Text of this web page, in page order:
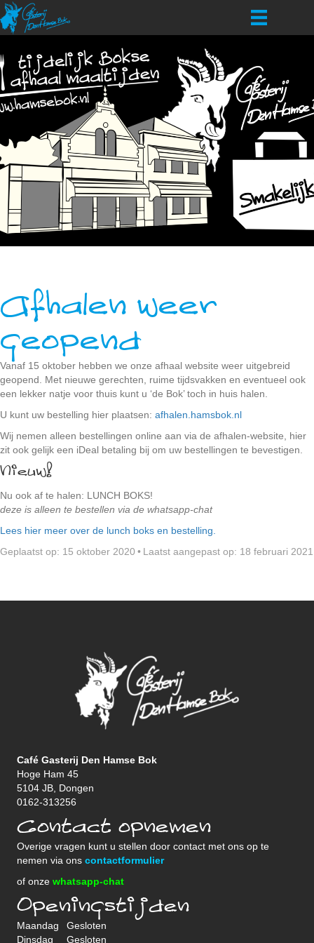
Afhalen weer
geopend
Vanaf 15 oktober hebben we onze afhaal website weer uitgebreid
geopend. Met nieuwe gerechten, ruime tijdsvakken en eventueel ook
een lekker natje voor thuis kunt u ‘de Bok’ toch in huis halen.
U kunt uw bestelling hier plaatsen: afhalen.hamsbok.nl
Wij nemen alleen bestellingen online aan via de afhalen-website, hier
zit ook gelijk een iDeal betaling bij om uw bestellingen te bevestigen.
Nieuw!
Nu ook af te halen: LUNCH BOKS!
deze is alleen te bestellen via de whatsapp-chat
Lees hier meer over de lunch boks en bestelling.
Geplaatst op: 15 oktober 2020 • Laatst aangepast op: 18 februari 2021
Café Gasterij Den Hamse Bok
Hoge Ham 45
5104 JB, Dongen
0162-313256
Contact opnemen
Overige vragen kunt u stellen door contact met ons op te
nemen via ons contactformulier
of onze whatsapp-chat
Openingstijden
Maandag
Gesloten
Dinsdag
Gesloten